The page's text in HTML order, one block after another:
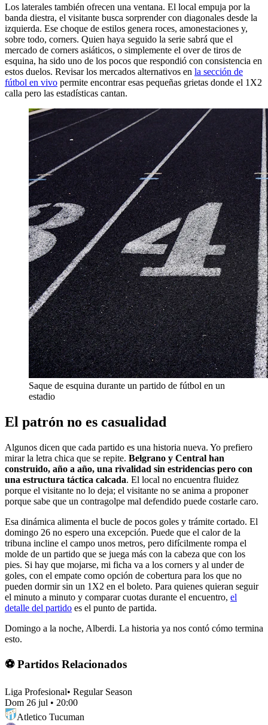
Los laterales también ofrecen una ventana. El local empuja por la
banda diestra, el visitante busca sorprender con diagonales desde la
izquierda. Ese choque de estilos genera roces, amonestaciones y,
sobre todo, corners. Quien haya seguido la serie sabrá que el
mercado de corners asiáticos, o simplemente el over de tiros de
esquina, ha sido uno de los pocos que respondió con consistencia en
estos duelos. Revisar los mercados alternativos en la sección de
fútbol en vivo permite encontrar esas pequeñas grietas donde el 1X2
calla pero las estadísticas cantan.
Saque de esquina durante un partido de fútbol en un
estadio
El patrón no es casualidad
Algunos dicen que cada partido es una historia nueva. Yo prefiero
mirar la letra chica que se repite. Belgrano y Central han
construido, año a año, una rivalidad sin estridencias pero con
una estructura táctica calcada. El local no encuentra fluidez
porque el visitante no lo deja; el visitante no se anima a proponer
porque sabe que un contragolpe mal defendido puede costarle caro.
Esa dinámica alimenta el bucle de pocos goles y trámite cortado. El
domingo 26 no espero una excepción. Puede que el calor de la
tribuna incline el campo unos metros, pero difícilmente rompa el
molde de un partido que se juega más con la cabeza que con los
pies. Si hay que mojarse, mi ficha va a los corners y al under de
goles, con el empate como opción de cobertura para los que no
pueden dormir sin un 1X2 en el boleto. Para quienes quieran seguir
el minuto a minuto y comparar cuotas durante el encuentro, el
detalle del partido es el punto de partida.
Domingo a la noche, Alberdi. La historia ya nos contó cómo termina
esto.
⚽ Partidos Relacionados
Liga Profesional• Regular Season
Dom 26 jul • 20:00
Atletico Tucuman